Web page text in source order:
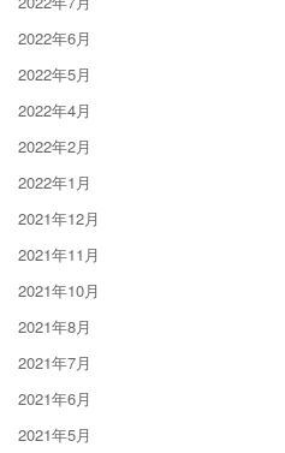
2022年6月
2022年5月
2022年4月
2022年2月
2022年1月
2021年12月
2021年11月
2021年10月
2021年8月
2021年7月
2021年6月
2021年5月